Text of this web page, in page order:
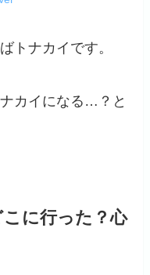
トナカイです。
カイになる…？と
こに行った？心